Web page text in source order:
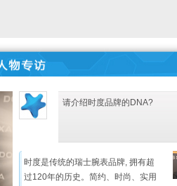
请介绍时度品牌的DNA?
时度是传统的瑞士腕表品牌, 拥有超
过120年的历史。简约、时尚、实用